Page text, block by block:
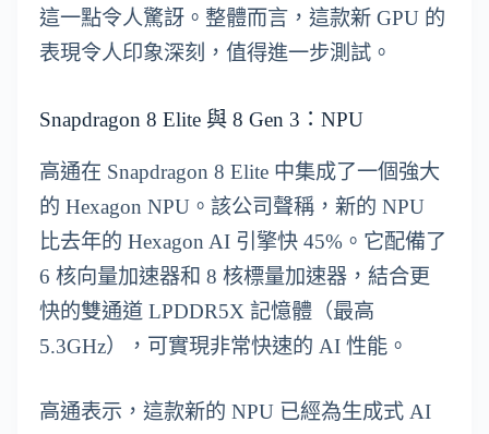
這一點令人驚訝。整體而言，這款新 GPU 的
表現令人印象深刻，值得進一步測試。
Snapdragon 8 Elite 與 8 Gen 3：NPU
高通在 Snapdragon 8 Elite 中集成了一個強大
的 Hexagon NPU。該公司聲稱，新的 NPU
比去年的 Hexagon AI 引擎快 45%。它配備了
6 核向量加速器和 8 核標量加速器，結合更
快的雙通道 LPDDR5X 記憶體（最高
5.3GHz），可實現非常快速的 AI 性能。
高通表示，這款新的 NPU 已經為生成式 AI